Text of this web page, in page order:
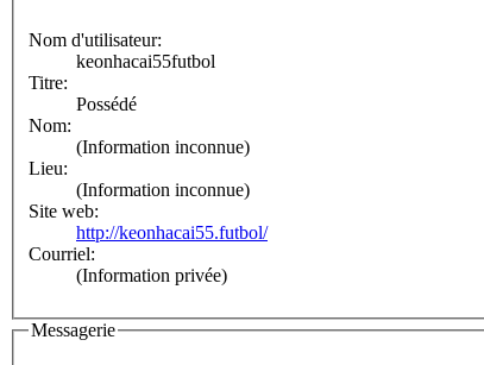
Nom d'utilisateur:
keonhacai55futbol
Titre:
Possédé
Nom:
(Information inconnue)
Lieu:
(Information inconnue)
Site web:
http://keonhacai55.futbol/
Courriel:
(Information privée)
Messagerie